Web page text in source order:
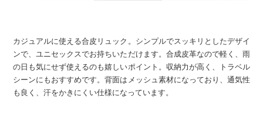
カジュアルに使える合皮リュック。シンプルでスッキリとしたデザイ
ンで、ユニセックスでお持ちいただけます。合成皮革なので軽く、雨
の日も気にせず使えるのも嬉しいポイント。収納力が高く、トラベル
シーンにもおすすめです。背面はメッシュ素材になっており、通気性
も良く、汗をかきにくい仕様になっています。